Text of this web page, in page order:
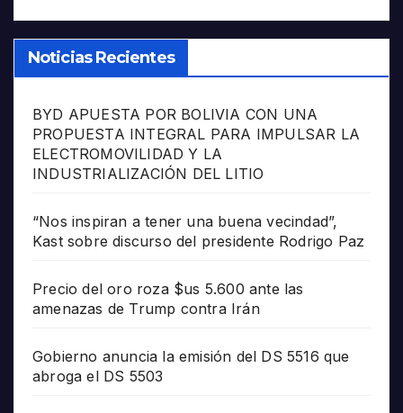
Noticias Recientes
BYD APUESTA POR BOLIVIA CON UNA
PROPUESTA INTEGRAL PARA IMPULSAR LA
ELECTROMOVILIDAD Y LA
INDUSTRIALIZACIÓN DEL LITIO
“Nos inspiran a tener una buena vecindad”,
Kast sobre discurso del presidente Rodrigo Paz
Precio del oro roza $us 5.600 ante las
amenazas de Trump contra Irán
Gobierno anuncia la emisión del DS 5516 que
abroga el DS 5503